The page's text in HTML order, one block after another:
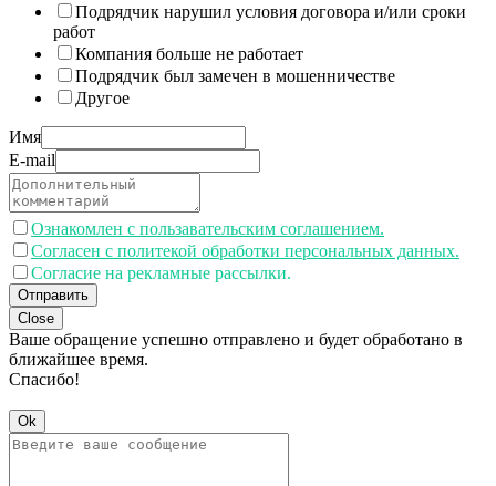
Подрядчик нарушил условия договора и/или сроки
работ
Компания больше не работает
Подрядчик был замечен в мошенничестве
Другое
Имя
E-mail
Ознакомлен с пользавательским соглашением.
Согласен с политекой обработки персональных данных.
Согласие на рекламные рассылки.
Отправить
Close
Ваше обращение успешно отправлено и будет обработано в
ближайшее время.
Спасибо!
Ok